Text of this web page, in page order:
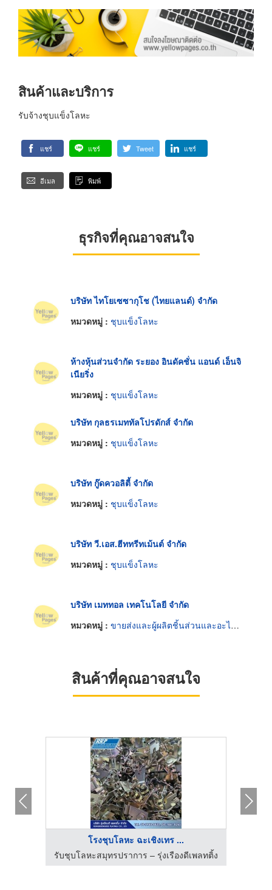
สินค้าและบริการ
รับจ้างชุบแข็งโลหะ
แชร์ แชร์ Tweet แชร์
อีเมล พิมพ์
ธุรกิจที่คุณอาจสนใจ
บริษัท ไทโยเซซากุโช (ไทยแลนด์) จำกัด
หมวดหมู่ : ชุบแข็งโลหะ
ห้างหุ้นส่วนจำกัด ระยอง อินดัคชั่น แอนด์ เอ็นจิ
เนียริ่ง
หมวดหมู่ : ชุบแข็งโลหะ
บริษัท กุลธรเมททัลโปรดักส์ จำกัด
หมวดหมู่ : ชุบแข็งโลหะ
บริษัท กู๊ดควอลิตี้ จำกัด
หมวดหมู่ : ชุบแข็งโลหะ
บริษัท วี.เอส.ฮีททรีทเม้นต์ จำกัด
หมวดหมู่ : ชุบแข็งโลหะ
บริษัท เมททอล เทคโนโลยี จำกัด
หมวดหมู่ : ขายส่งและผู้ผลิตชิ้นส่วนและอะไหล่รถยนต์
สินค้าที่คุณอาจสนใจ
โรงชุบโลหะ ฉะเชิงเทร ...
รับชุบโลหะสมุทรปราการ – รุ่งเรืองดีเพลทติ้ง